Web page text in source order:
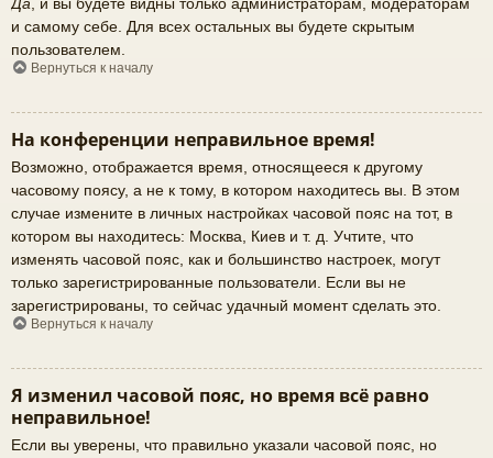
Да, и вы будете видны только администраторам, модераторам
и самому себе. Для всех остальных вы будете скрытым
пользователем.
Вернуться к началу
На конференции неправильное время!
Возможно, отображается время, относящееся к другому
часовому поясу, а не к тому, в котором находитесь вы. В этом
случае измените в личных настройках часовой пояс на тот, в
котором вы находитесь: Москва, Киев и т. д. Учтите, что
изменять часовой пояс, как и большинство настроек, могут
только зарегистрированные пользователи. Если вы не
зарегистрированы, то сейчас удачный момент сделать это.
Вернуться к началу
Я изменил часовой пояс, но время всё равно
неправильное!
Если вы уверены, что правильно указали часовой пояс, но